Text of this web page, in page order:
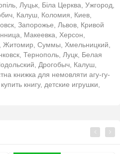
Луцьк, Біла Церква, Ужгород,
Калуш, Коломия, Киев,
Запорожье, Львов, Кривой
Макеевка, Херсон,
Житомир, Суммы, Хмельницкий,
Тернополь, Луцк, Белая
Дрогобыч, Калуш,
книжка для немовляти агу-гу-
книгу, детские игрушки,